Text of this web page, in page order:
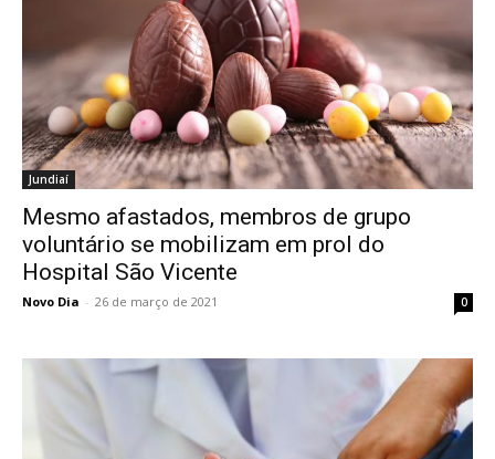
Jundiaí
Mesmo afastados, membros de grupo
voluntário se mobilizam em prol do
Hospital São Vicente
Novo Dia - 26 de março de 2021 0